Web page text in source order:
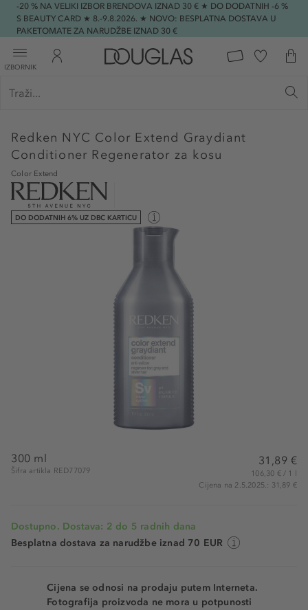
-20 % NA VELIKI IZBOR BRENDOVA IZNAD 30 € ★ DO DODATNIH -6 %
S BEAUTY CARD ★ 8.-9.8.2026. ★ NOVO: BESPLATNA DOSTAVA U
PAKETOMATE ZA NARUDŽBE IZNAD 30 €
IZBORNIK
Redken NYC Color Extend Graydiant
Conditioner Regenerator za kosu
Color Extend
DO DODATNIH 6% UZ DBC KARTICU
300 ml
Šifra artikla RED77079
31,89 €
106,30 € / 1 l
Cijena na 2.5.2025.: 31,89 €
Dostupno. Dostava: 2 do 5 radnih dana
Besplatna dostava za narudžbe iznad 70 EUR
Cijena se odnosi na prodaju putem Interneta.
Fotografija proizvoda ne mora u potpunosti